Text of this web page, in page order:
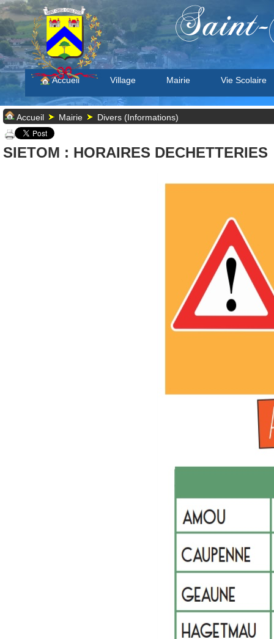
Accueil Village Mairie Vie Scolaire
Accueil Mairie Divers (Informations)
SIETOM : HORAIRES DECHETTERIES